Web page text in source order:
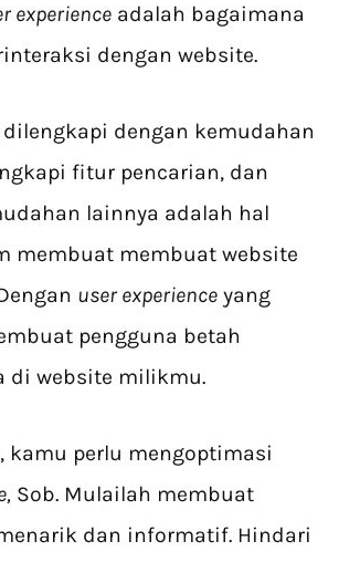
experience adalah bagaimana
dengan website.
dilengkapi dengan kemudahan
fitur pencarian, dan
lainnya adalah hal
membuat membuat website
user experience yang
pengguna betah
di website milikmu.
kamu perlu mengoptimasi
Sob. Mulailah membuat
dan informatif. Hindari